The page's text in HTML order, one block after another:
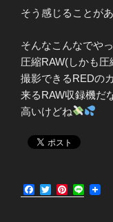
そう感じることが
そんなこんなでや
圧縮RAW(しかも
撮影できるREDの
来るRAW収録機だ
高いけどね
F
a
T
w
P
i
L